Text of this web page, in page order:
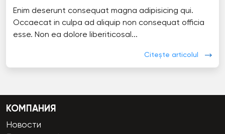
Enim deserunt consequat magna adipisicing qui.
Occaecat in culpa ad aliquip non consequat officia
esse. Non ea dolore liberiticosal...
Citește articolul
КОМПАНИЯ
Новости